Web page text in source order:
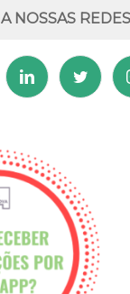
NOSSAS REDES